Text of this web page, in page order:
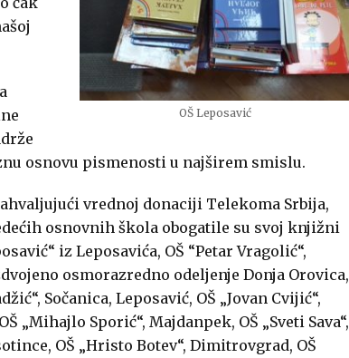
OŠ Leposavić
osnovu pismenosti u najširem smislu.
vrednoj donaciji Telekoma Srbija,
osnovnih škola obogatile su svoj knjižni
iz Leposavića, OŠ “Petar Vragolić“,
osmorazredno odeljenje Donja Orovica,
Sočanica, Leposavić, OŠ „Jovan Cvijić“,
„Mihajlo Sporić“, Majdanpek, OŠ „Sveti Sava“,
OŠ „Hristo Botev“, Dimitrovgrad, OŠ